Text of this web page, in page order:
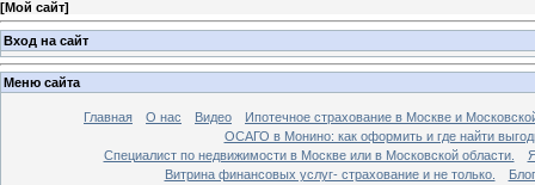
[Мой сайт]
Вход на сайт
Меню сайта
Главная О нас Видео
Ипотечное страхование в Москве и
ОСАГО в Монино: как оформить и где найти
Специалист по недвижимости в Москве или в Московской области.
Витрина финансовых услуг- страхование и не только.
Блог